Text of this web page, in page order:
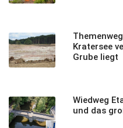
Kratersee
Grube liegt
Wiedweg
und das